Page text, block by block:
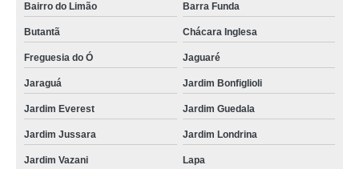
Bairro do Limão Barra Funda
Butantã Chácara Inglesa
Freguesia do Ó Jaguaré
Jaraguá Jardim Bonfiglioli
Jardim Everest Jardim Guedala
Jardim Jussara Jardim Londrina
Jardim Vazani Lapa